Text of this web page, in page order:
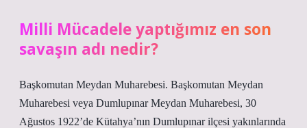
Milli Mücadele yaptığımız en son
savaşın adı nedir?
Başkomutan Meydan Muharebesi. Başkomutan Meydan
Muharebesi veya Dumlupınar Meydan Muharebesi, 30
Ağustos 1922’de Kütahya’nın Dumlupınar ilçesi yakınlarında